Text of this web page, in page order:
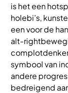
is het een
holebi’s,
een voor de
alt-
symbool van
andere
bedreigend